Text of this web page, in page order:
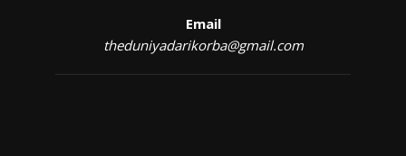
Email
theduniyadarikorba@gmail.com